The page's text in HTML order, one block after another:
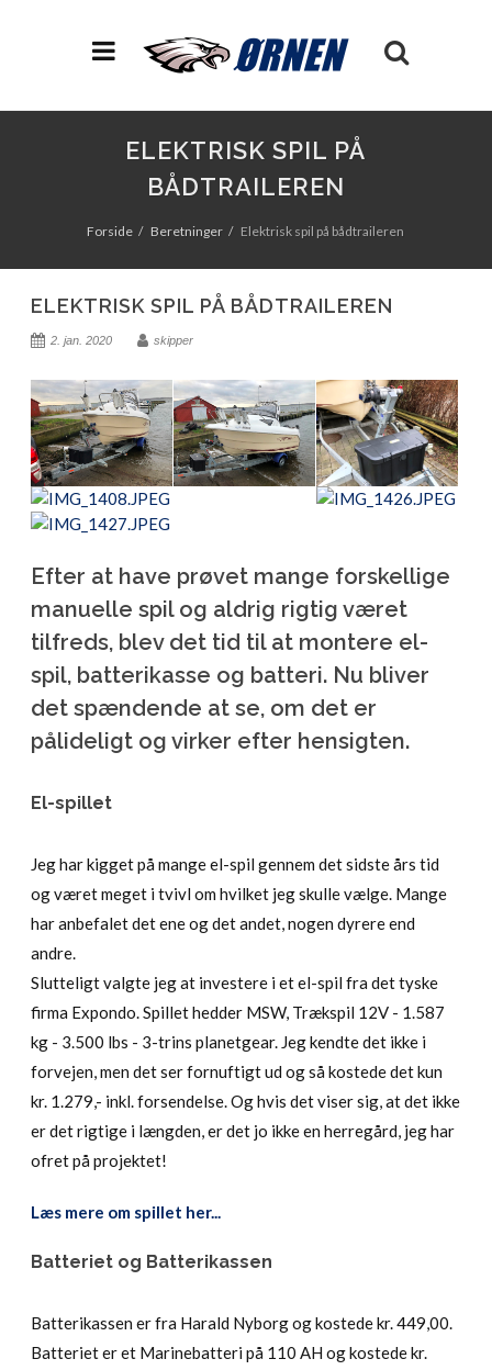
ELEKTRISK SPIL PÅ
BÅDTRAILEREN
Forside Beretninger Elektrisk spil på bådtraileren
ELEKTRISK SPIL PÅ BÅDTRAILEREN
2. jan. 2020 skipper
Efter at have prøvet mange forskellige
manuelle spil og aldrig rigtig været
tilfreds, blev det tid til at montere el-
spil, batterikasse og batteri. Nu bliver
det spændende at se, om det er
pålideligt og virker efter hensigten.
El-spillet
Jeg har kigget på mange el-spil gennem det sidste års tid
og været meget i tvivl om hvilket jeg skulle vælge. Mange
har anbefalet det ene og det andet, nogen dyrere end
andre.
Slutteligt valgte jeg at investere i et el-spil fra det tyske
firma Expondo. Spillet hedder MSW, Trækspil 12V - 1.587
kg - 3.500 lbs - 3-trins planetgear. Jeg kendte det ikke i
forvejen, men det ser fornuftigt ud og så kostede det kun
kr. 1.279,- inkl. forsendelse. Og hvis det viser sig, at det ikke
er det rigtige i længden, er det jo ikke en herregård, jeg har
ofret på projektet!
Læs mere om spillet her...
Batteriet og Batterikassen
Batterikassen er fra Harald Nyborg og kostede kr. 449,00.
Batteriet er et Marinebatteri på 110 AH og kostede kr.